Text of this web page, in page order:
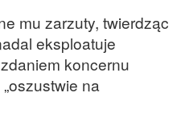
mu zarzuty, twierdząc
eksploatuje
koncernu
na